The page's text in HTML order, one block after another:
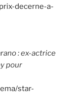
decerne-a-
: ex-actrice
pour
star-